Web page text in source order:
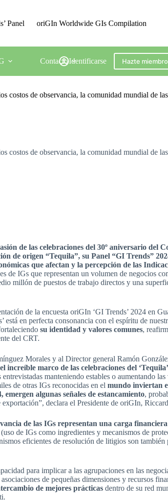
Panel oriGIn Worldwide GIs Compilation
ContactoIdentificarse Hazte miembro
costos de observancia, la comunidad mundial de
costos de observancia, la comunidad mundial de
de las celebraciones del 30º aniversario del
de origen “Tequila”, su Panel “GI Trends”
que afectan y la percepción de las
de IGs que representan un volumen de negocios
millón de puestos de trabajo directos y una
de la encuesta oriGIn ‘GI Trends’ 2024 en
en perfecta consonancia con el espíritu de
su identidad y valores comunes,
del CRT.
Morales y al Director general Ramón
increíble marco de las celebraciones del ‘Tequila’
manteniendo estables o aumentando
de otras IGs reconocidas en elmundo inviertan
emergen algunas señales de estancamiento,
exportación”, declara el Presidente de oriGIn,
de las IGs representan una carga
(uso de IGs como ingredientes y mecanismos de
eficientes de resolución de litigios son también
para implicar a las agrupaciones en las
de pequeñas dimensiones y recursos
de mejores prácticas dentro de su red